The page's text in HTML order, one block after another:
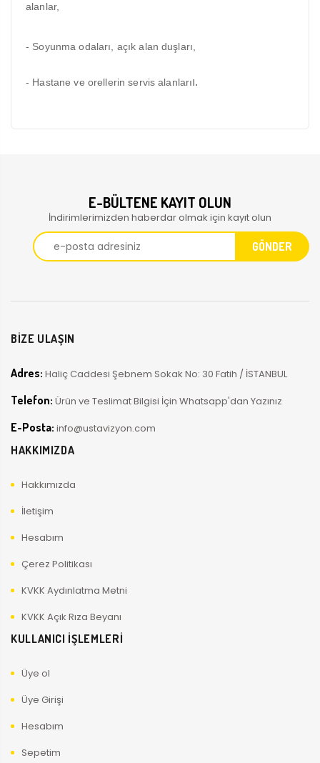
alanlar,
- Soyunma odaları, açık alan duşları,
- Hastane ve orellerin servis alanlarıı.
E-BÜLTENE KAYIT OLUN
İndirimlerimizden haberdar olmak için kayıt olun
BİZE ULAŞIN
Adres: Haliç Caddesi Şebnem Sokak No: 30 Fatih / İSTANBUL
Telefon: Ürün ve Teslimat Bilgisi İçin Whatsapp'dan Yazınız
E-Posta: info@ustavizyon.com
HAKKIMIZDA
Hakkımızda
İletişim
Hesabım
Çerez Politikası
KVKK Aydınlatma Metni
KVKK Açık Rıza Beyanı
KULLANICI İŞLEMLERİ
Üye ol
Üye Girişi
Hesabım
Sepetim